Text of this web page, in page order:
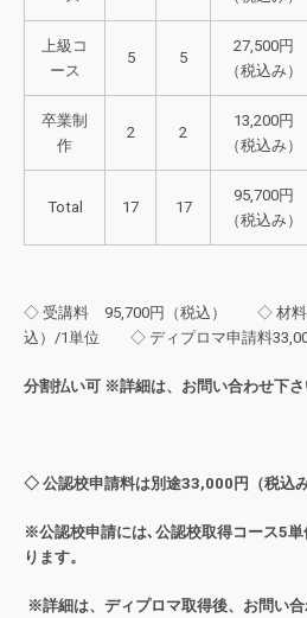
上級コ
ース
5 5
27,500円
（税込み）
卒業制
作
2 2
13,200円
（税込み）
Total 17 17
95,700円
（税込み）
◇ 受講料 95,700円（税込） ◇ 材料
込）/1単位 ◇ ディプロマ申請料
分割払い可 ※詳細は、お問い合わせ下さ
◇ 公認校申請料は別途33,000円（税込み
※公認校申請には､公認校取得コース5
ります。
※詳細は、ディプロマ取得後、お問い合